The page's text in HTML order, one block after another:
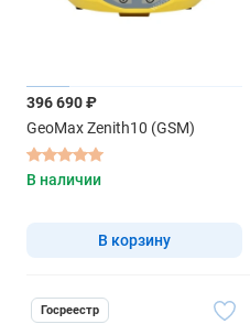
396 690 ₽
GeoMax Zenith10 (GSM)
В наличии
В корзину
Госреестр